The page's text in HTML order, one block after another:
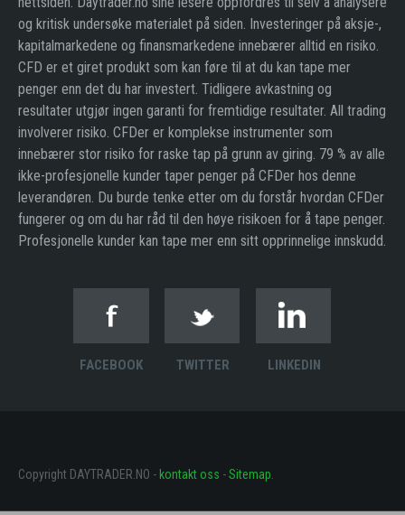
og kritisk undersøke materialet på siden. Investeringer på aksje-,
kapitalmarkedene og finansmarkedene innebærer alltid en risiko.
CFD er et giret produkt som kan føre til at du kan tape mer
penger enn det du har investert. Tidligere avkastning og
resultater utgjør ingen garanti for fremtidige resultater. All trading
involverer risiko. CFDer er komplekse instrumenter som
innebærer stor risiko for raske tap på grunn av giring. 79 % av alle
ikke-profesjonelle kunder taper penger på CFDer hos denne
leverandøren. Du burde tenke etter om du forstår hvordan CFDer
fungerer og om du har råd til den høye risikoen for å tape penger.
Profesjonelle kunder kan tape mer enn sitt opprinnelige innskudd.
FACEBOOK TWITTER LINKEDIN
Copyright DAYTRADER.NO - kontakt oss -Sitemap.